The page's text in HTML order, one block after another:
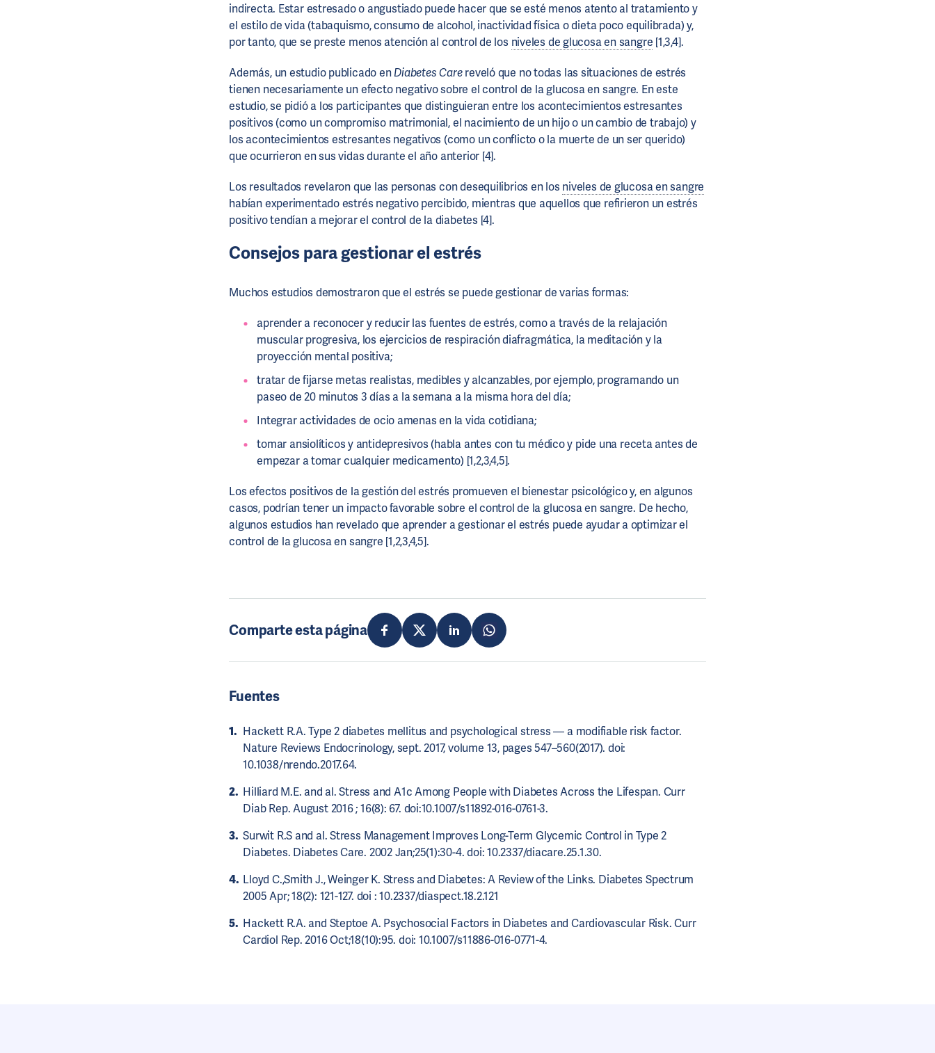
indirecta. Estar estresado o angustiado puede hacer que se esté menos atento al tratamiento y
el estilo de vida (tabaquismo, consumo de alcohol, inactividad física o dieta poco equilibrada) y,
por tanto, que se preste menos atención al control de los niveles de glucosa en sangre [1,3,4].
Además, un estudio publicado enDiabetes Carereveló que no todas las situaciones de estrés
tienen necesariamente un efecto negativo sobre el control de la glucosa en sangre. En este
estudio, se pidió a los participantes que distinguieran entre los acontecimientos estresantes
positivos (como un compromiso matrimonial, el nacimiento de un hijo o un cambio de trabajo) y
los acontecimientos estresantes negativos (como un conflicto o la muerte de un ser querido)
que ocurrieron en sus vidas durante el año anterior [4].
Los resultados revelaron que las personas con desequilibrios en los niveles de glucosa en sangre
habían experimentado estrés negativo percibido, mientras que aquellos que refirieron un estrés
positivo tendían a mejorar el control de la diabetes [4].
Consejos para gestionar el estrés
Muchos estudios demostraron que el estrés se puede gestionar de varias formas:
aprender a reconocer y reducir las fuentes de estrés, como a través de la relajación
muscular progresiva, los ejercicios de respiración diafragmática, la meditación y la
proyección mental positiva;
tratar de fijarse metas realistas, medibles y alcanzables, por ejemplo, programando un
paseo de 20 minutos 3 días a la semana a la misma hora del día;
Integrar actividades de ocio amenas en la vida cotidiana;
tomar ansiolíticos y antidepresivos (habla antes con tu médico y pide una receta antes de
empezar a tomar cualquier medicamento) [1,2,3,4,5].
Los efectos positivos de la gestión del estrés promueven el bienestar psicológico y, en algunos
casos, podrían tener un impacto favorable sobre el control de la glucosa en sangre. De hecho,
algunos estudios han revelado que aprender a gestionar el estrés puede ayudar a optimizar el
control de la glucosa en sangre [1,2,3,4,5].
Comparte esta página
Fuentes
Hackett R.A. Type 2 diabetes mellitus and psychological stress — a modifiable risk factor.
Nature Reviews Endocrinology, sept. 2017, volume 13, pages 547–560(2017). doi:
10.1038/nrendo.2017.64.
Hilliard M.E. and al. Stress and A1c Among People with Diabetes Across the Lifespan. Curr
Diab Rep. August 2016 ; 16(8): 67. doi:10.1007/s11892-016-0761-3.
Surwit R.S and al. Stress Management Improves Long-Term Glycemic Control in Type 2
Diabetes. Diabetes Care. 2002 Jan;25(1):30-4. doi: 10.2337/diacare.25.1.30.
Lloyd C.,Smith J., Weinger K. Stress and Diabetes: A Review of the Links. Diabetes Spectrum
2005 Apr; 18(2): 121-127. doi : 10.2337/diaspect.18.2.121
Hackett R.A. and Steptoe A. Psychosocial Factors in Diabetes and Cardiovascular Risk. Curr
Cardiol Rep. 2016 Oct;18(10):95. doi: 10.1007/s11886-016-0771-4.